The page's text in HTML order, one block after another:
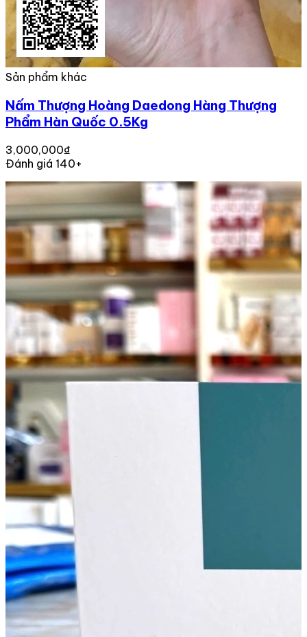
Sản phẩm khác
Nấm Thượng Hoàng Daedong Hàng Thượng
Phẩm Hàn Quốc 0.5Kg
3,000,000₫
Đánh giá 140+